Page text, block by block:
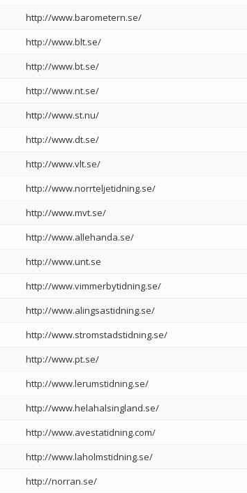
http://www.barometern.se/
http://www.blt.se/
http://www.bt.se/
http://www.nt.se/
http://www.st.nu/
http://www.dt.se/
http://www.vlt.se/
http://www.norrteljetidning.se/
http://www.mvt.se/
http://www.allehanda.se/
http://www.unt.se
http://www.vimmerbytidning.se/
http://www.alingsastidning.se/
http://www.stromstadstidning.se/
http://www.pt.se/
http://www.lerumstidning.se/
http://www.helahalsingland.se/
http://www.avestatidning.com/
http://www.laholmstidning.se/
http://norran.se/